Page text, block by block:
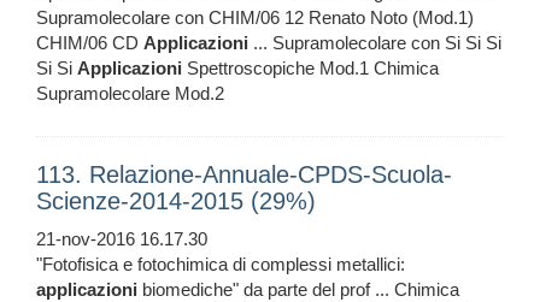
Supramolecolare con CHIM/06 12 Renato Noto (Mod.1)
CHIM/06 CD Applicazioni ... Supramolecolare con Si Si Si
Si Si Applicazioni Spettroscopiche Mod.1 Chimica
Supramolecolare Mod.2
113. Relazione-Annuale-CPDS-Scuola-
Scienze-2014-2015 (29%)
21-nov-2016 16.17.30
"Fotofisica e fotochimica di complessi metallici:
applicazioni biomediche" da parte del prof ... Chimica